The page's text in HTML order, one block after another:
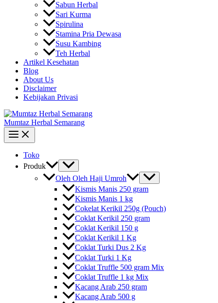
Sabun Herbal
Sari Kurma
Spirulina
Stamina Pria Dewasa
Susu Kambing
Teh Herbal
Artikel Kesehatan
Blog
About Us
Disclaimer
Kebijakan Privasi
Mumtaz Herbal Semarang
Toko
Produk
Oleh Oleh Haji Umroh
Kismis Manis 250 gram
Kismis Manis 1 kg
Cokelat Kerikil 250g (Pouch)
Coklat Kerikil 250 gram
Coklat Kerikil 150 g
Coklat Kerikil 1 Kg
Coklat Turki Dus 2 Kg
Coklat Turki 1 Kg
Coklat Truffle 500 gram Mix
Coklat Truffle 1 kg Mix
Kacang Arab 250 gram
Kacang Arab 500 g